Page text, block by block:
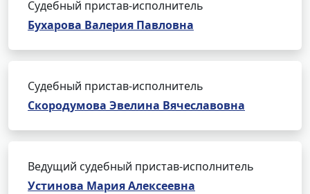
Судебный пристав-исполнитель
Бухарова Валерия Павловна
Судебный пристав-исполнитель
Скородумова Эвелина Вячеславовна
Ведущий судебный пристав-исполнитель
Устинова Мария Алексеевна